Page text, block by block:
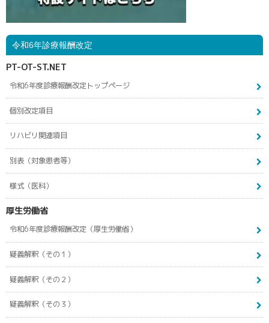
令和6年診療報酬改定
PT-OT-ST.NET
令和6年度診療報酬改定トップページ
個別改定項目
リハビリ関連項目
別表（対象患者等）
様式（医科）
厚生労働省
令和6年度診療報酬改定（厚生労働省）
疑義解釈（その１）
疑義解釈（その２）
疑義解釈（その３）